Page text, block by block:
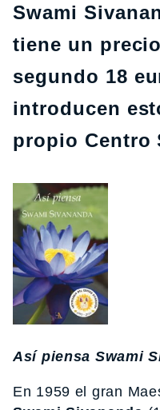
Swami
tiene un
segundo 18
introducen
propio Centro
Así piensa Swami
En 1959 el gran